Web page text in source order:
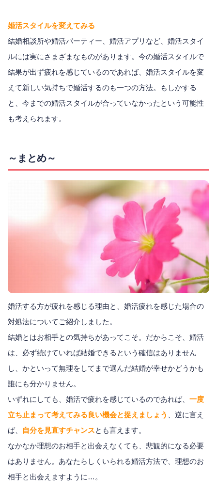
婚活スタイルを変えてみる
結婚相談所や婚活パーティー、婚活アプリなど、婚活スタイ
ルには実にさまざまなものがあります。今の婚活スタイルで
結果が出ず疲れを感じているのであれば、婚活スタイルを変
えて新しい気持ちで婚活するのも一つの方法。もしかする
と、今までの婚活スタイルが合っていなかったという可能性
も考えられます。
～まとめ～
婚活する方が疲れを感じる理由と、婚活疲れを感じた場合の
対処法についてご紹介しました。
結婚とはお相手との気持ちがあってこそ。だからこそ、婚活
は、必ず続けていれば結婚できるという確信はありません
し、かといって無理をしてまで選んだ結婚が幸せかどうかも
誰にも分かりません。
いずれにしても、婚活で疲れを感じているのであれば、 一度
立ち止まって考えてみる良い機会と捉えましょう
、逆に言え
ば、
自分を見直すチャンスとも言えます。
なかなか理想のお相手と出会えなくても、悲観的になる必要
はありません。あなたらしくいられる婚活方法で、理想のお
相手と出会えますように…。